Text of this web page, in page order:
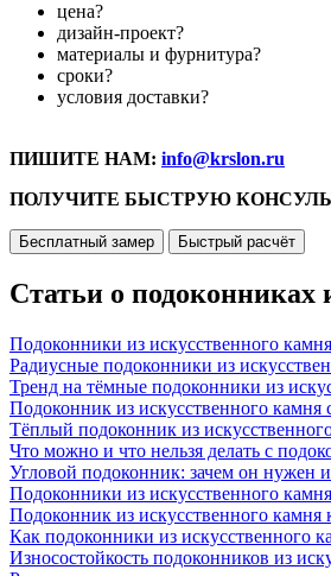
цена?
дизайн-проект?
материалы и фурнитура?
сроки?
условия доставки?
ПИШИТЕ НАМ: info@krslon.ru
ПОЛУЧИТЕ БЫСТРУЮ
Бесплатный замер Быстрый расчёт
Статьи о подоконниках
Подоконники из искусственного
Радиусные подоконники из
Тренд на тёмные подоконники из
Подоконник из искусственного камня
Тёплый подоконник из
Что можно и что нельзя делать с
Угловой подоконник: зачем он нужен и
Подоконники из искусственного
Подоконник из искусственного камня
Как подоконники из искусственного
Износостойкость подоконников из